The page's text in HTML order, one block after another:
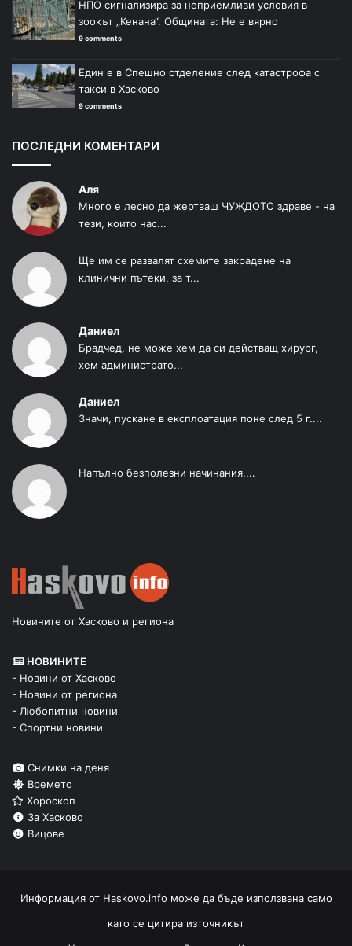
НПО сигнализира за неприемливи условия в
зоокът „Кенана“. Общината: Не е вярно
9 comments
Един е в Спешно отделение след катастрофа с
такси в Хасково
9 comments
ПОСЛЕДНИ КОМЕНТАРИ
Аля
Много е лесно да жертваш ЧУЖДОТО здраве - на
тези, които нас...
Ще им се развалят схемите закрадене на
клинични пътеки, за т...
Даниел
Брадчед, не може хем да си действащ хирург,
хем администрато...
Даниел
Значи, пускане в експлоатация поне след 5 г....
Напълно безполезни начинания....
Новините от Хасково и региона
НОВИНИТЕ
- Новини от Хасково
- Новини от региона
- Любопитни новини
- Спортни новини
Снимки на деня
Времето
Хороскоп
За Хасково
Вицове
Информация от Haskovo.info може да бъде използвана само
като се цитира източникът